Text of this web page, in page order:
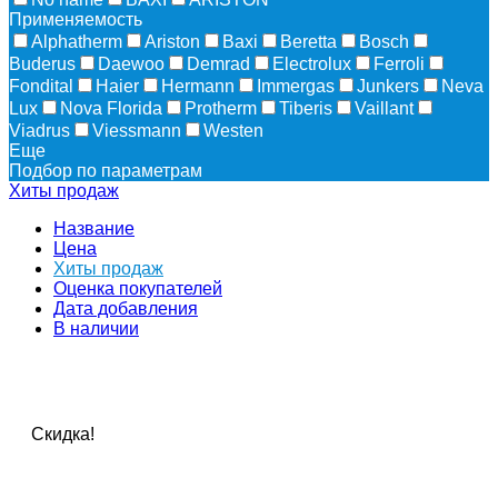
Применяемость
Alphatherm
Ariston Baxi Beretta
Bosch
Buderus
Daewoo Demrad Electrolux
Ferroli
Fondital
Haier Hermann Immergas Junkers
Neva
Lux
Nova Florida Protherm Tiberis
Vaillant
Viadrus
Viessmann
Westen
Еще
Подбор по параметрам
Хиты продаж
Название
Цена
Хиты продаж
Оценка покупателей
Дата добавления
В наличии
Скидка!